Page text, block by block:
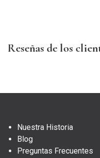
Reseñas de los
Nuestra Historia
Blog
Preguntas Frecuentes